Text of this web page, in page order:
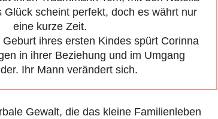
Glück scheint perfekt, doch es währt nur
eine kurze Zeit.
ihres ersten Kindes spürt Corinna
in ihrer Beziehung und im Umgang
Ihr Mann verändert sich.
Gewalt, die das kleine Familienleben